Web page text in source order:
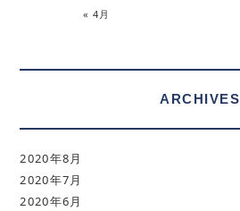
« 4月
ARCHIVES
2020年8月
2020年7月
2020年6月